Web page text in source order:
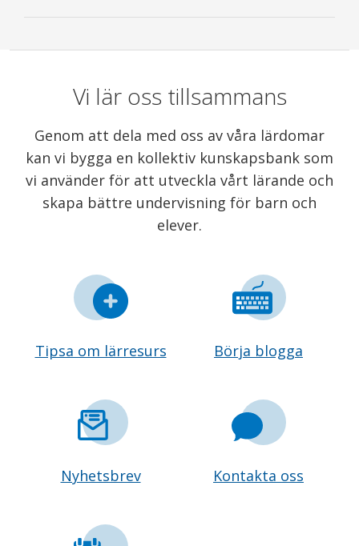
Vi lär oss tillsammans
Genom att dela med oss av våra lärdomar
kan vi bygga en kollektiv kunskapsbank som
vi använder för att utveckla vårt lärande och
skapa bättre undervisning för barn och
elever.
Tipsa om lärresurs Börja blogga
Nyhetsbrev Kontakta oss